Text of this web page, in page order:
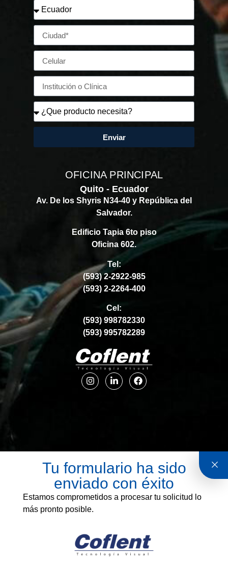
Enviar
OFICINA PRINCIPAL
Quito - Ecuador
Av. De los Shyris N34-40 y República del
Salvador.
Edificio Tapia 6to piso
Oficina 602.
Tel:
(593) 2-2922-985
(593) 2-2264-400
Cel:
(593) 998782330
(593) 995782289
Tu formulario ha sido
enviado con éxito
Estamos comprometidos a procesar tu solicitud lo
más pronto posible.